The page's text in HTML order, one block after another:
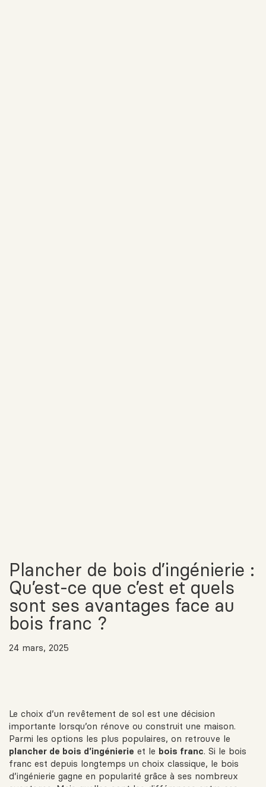
Plancher de bois d’ingénierie :
Qu’est-ce que c’est et quels
sont ses avantages face au
bois franc ?
24 mars, 2025
Le choix d’un revêtement de sol est une décision
importante lorsqu’on rénove ou construit une maison.
Parmi les options les plus populaires, on retrouve le
plancher de bois d’ingénierie et le bois franc. Si le bois
franc est depuis longtemps un choix classique, le bois
d’ingénierie gagne en popularité grâce à ses nombreux